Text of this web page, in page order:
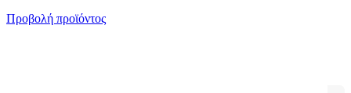
Προβολή προϊόντος